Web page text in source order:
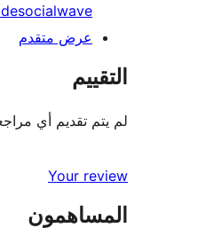
socialwave
عرض متقدم
التقييم
لم يتم تقديم أي
Your review
المساهمون